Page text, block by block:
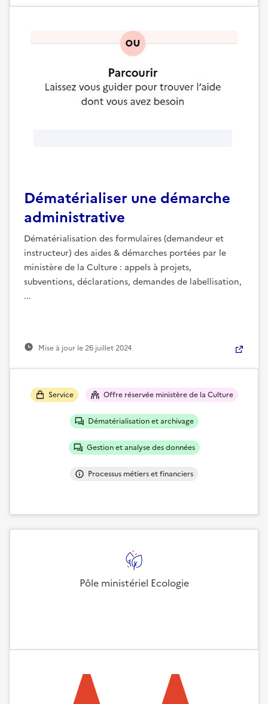
Dématérialiser une démarche
administrative
Dématérialisation des formulaires (demandeur et
instructeur) des aides & démarches portées par le
ministère de la Culture : appels à projets,
subventions, déclarations, demandes de labellisation,
...
Mise à jour le26 juillet 2024
Service Offre réservée ministère de la Culture
Dématérialisation et archivage
Gestion et analyse des données
Processus métiers et financiers
Pôle ministériel Ecologie